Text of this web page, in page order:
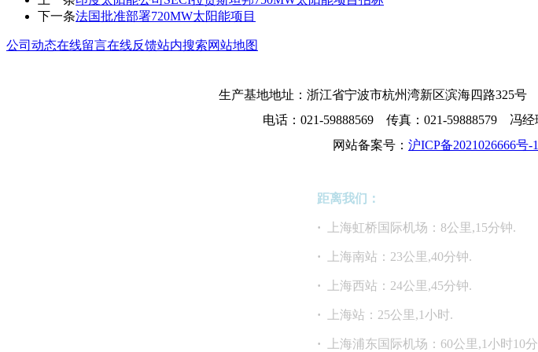
下一条法国批准部署720MW太阳能项目
公司动态在线留言在线反馈站内搜索网站地图
生产基地地址：浙江省宁波市杭州湾新区滨海四路325
电话：021-59888569 传真：021-59888579 冯经
网站备案号： 沪ICP备2021026666号-1
距离我们：
· 上海虹桥国际机场
· 上海南站：23
· 上海西站：24
· 上海站：25公
· 上海浦东国际机场：60